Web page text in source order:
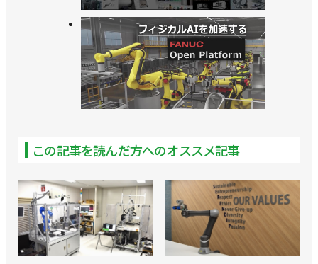
この記事を読んだ方へのオススメ記事